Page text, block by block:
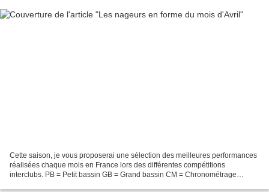
Cette saison, je vous proposerai une sélection des meilleures performances
réalisées chaque mois en France lors des différentes compétitions
interclubs. PB = Petit bassin GB = Grand bassin CM = Chronométrage